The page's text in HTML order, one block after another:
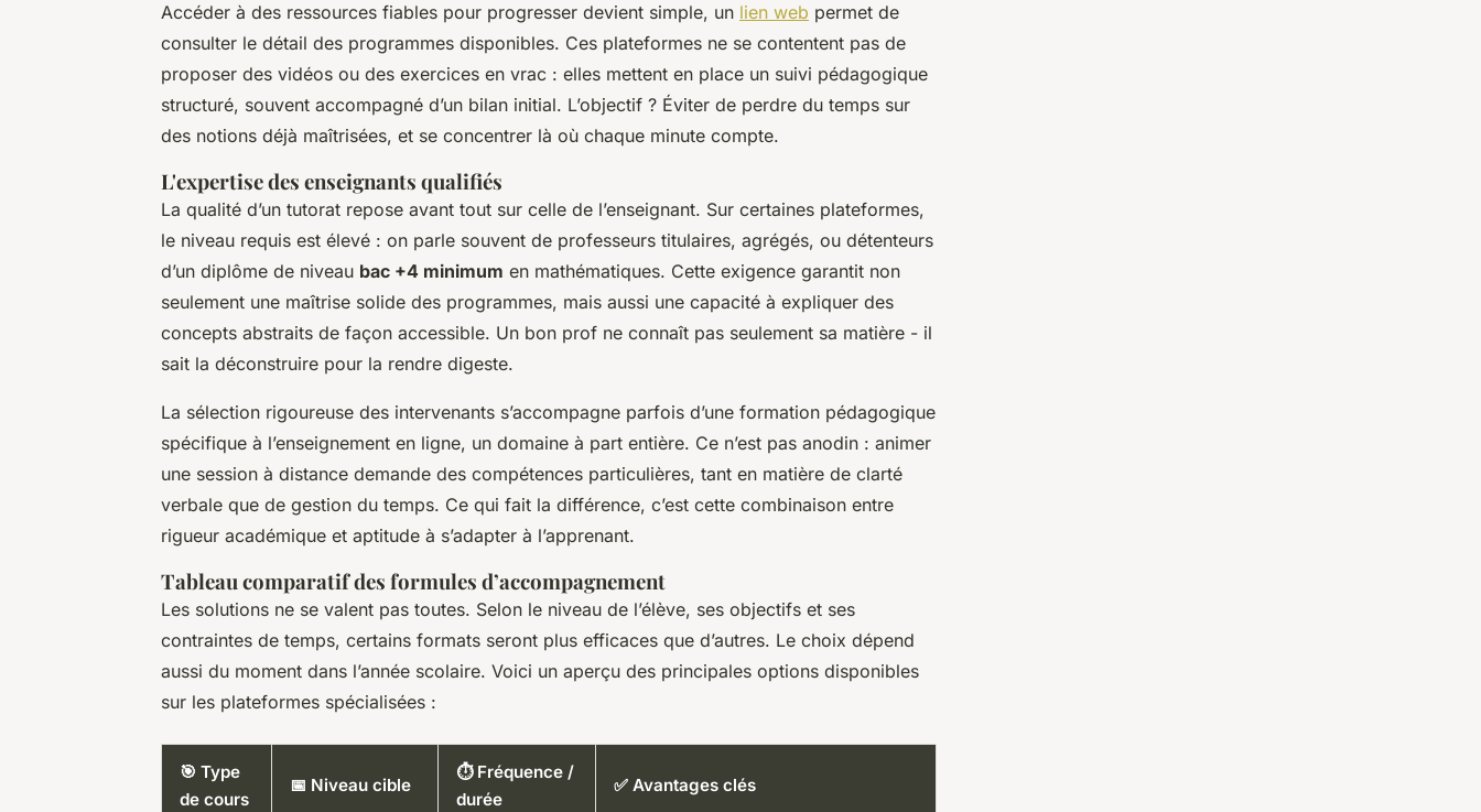
Accéder à des ressources fiables pour progresser devient simple, un lien web permet de
consulter le détail des programmes disponibles. Ces plateformes ne se contentent pas de
proposer des vidéos ou des exercices en vrac : elles mettent en place un suivi pédagogique
structuré, souvent accompagné d’un bilan initial. L’objectif ? Éviter de perdre du temps sur
des notions déjà maîtrisées, et se concentrer là où chaque minute compte.
L'expertise des enseignants qualifiés
La qualité d’un tutorat repose avant tout sur celle de l’enseignant. Sur certaines plateformes,
le niveau requis est élevé : on parle souvent de professeurs titulaires, agrégés, ou détenteurs
d’un diplôme de niveau bac +4 minimum en mathématiques. Cette exigence garantit non
seulement une maîtrise solide des programmes, mais aussi une capacité à expliquer des
concepts abstraits de façon accessible. Un bon prof ne connaît pas seulement sa matière - il
sait la déconstruire pour la rendre digeste.
La sélection rigoureuse des intervenants s’accompagne parfois d’une formation pédagogique
spécifique à l’enseignement en ligne, un domaine à part entière. Ce n’est pas anodin : animer
une session à distance demande des compétences particulières, tant en matière de clarté
verbale que de gestion du temps. Ce qui fait la différence, c’est cette combinaison entre
rigueur académique et aptitude à s’adapter à l’apprenant.
Tableau comparatif des formules d’accompagnement
Les solutions ne se valent pas toutes. Selon le niveau de l’élève, ses objectifs et ses
contraintes de temps, certains formats seront plus efficaces que d’autres. Le choix dépend
aussi du moment dans l’année scolaire. Voici un aperçu des principales options disponibles
sur les plateformes spécialisées :
🎯 Type
de cours
📅 Niveau cible
⏱️ Fréquence /
durée
✅ Avantages clés